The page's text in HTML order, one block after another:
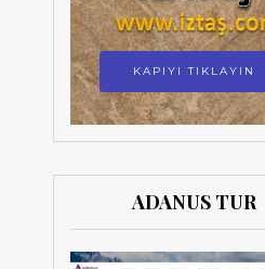
KAPIYI TIKLAYIN
ADANUS TUR